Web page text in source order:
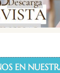
EN